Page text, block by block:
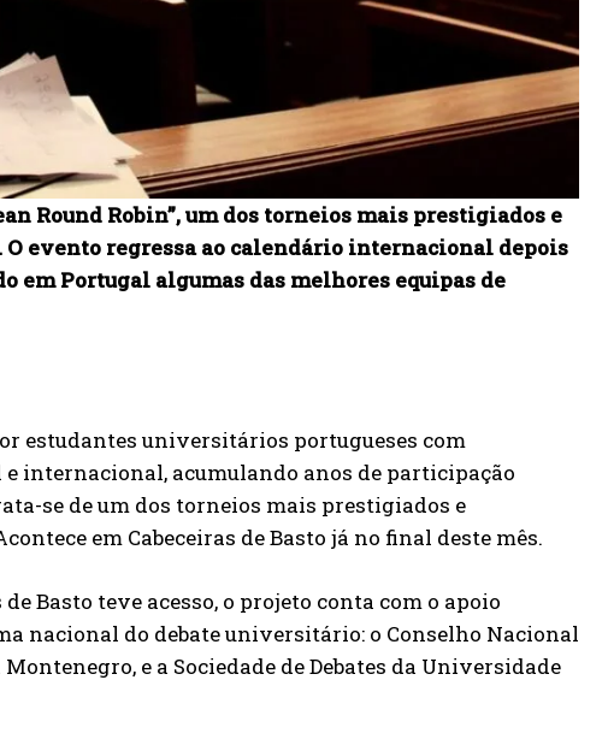
Round Robin”, um dos torneios mais prestigiados e
evento regressa ao calendário internacional depois
em Portugal algumas das melhores equipas de
estudantes universitários portugueses com
internacional, acumulando anos de participação
se de um dos torneios mais prestigiados e
em Cabeceiras de Basto já no final deste mês.
Basto teve acesso, o projeto conta com o apoio
nacional do debate universitário: o Conselho Nacional
e a Sociedade de Debates da Universidade